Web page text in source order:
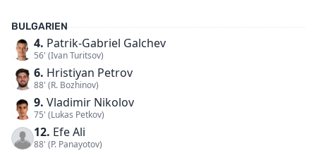
BULGARIEN
4. Patrik-Gabriel Galchev
56' (Ivan Turitsov)
6. Hristiyan Petrov
88' (R. Bozhinov)
9. Vladimir Nikolov
75' (Lukas Petkov)
12. Efe Ali
88' (P. Panayotov)